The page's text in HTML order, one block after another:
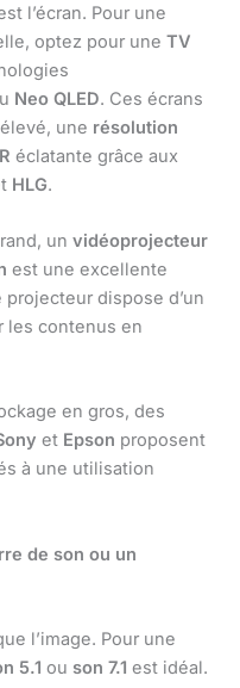
l’écran. Pour une
optez pour une TV
Neo QLED. Ces écrans
élevé, une résolution
éclatante grâce aux
HLG.
un vidéoprojecteur
est une excellente
dispose d’un
les contenus en
en gros, des
et Epson proposent
à une utilisation
de son ou un
l’image. Pour une
5.1 ou son 7.1 est idéal.